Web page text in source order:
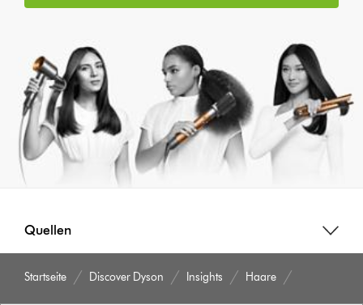
Quellen
Startseite Discover Dyson Insights Haare